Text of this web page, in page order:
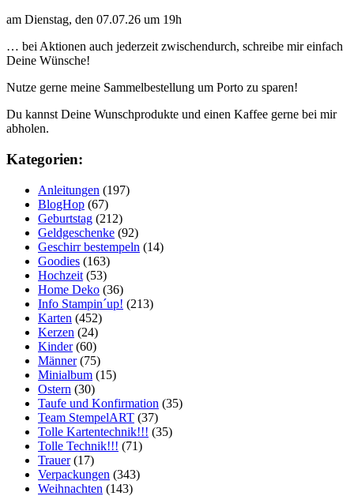
am Dienstag, den 07.07.26 um 19h
… bei Aktionen auch jederzeit zwischendurch, schreibe mir einfach
Deine Wünsche!
Nutze gerne meine Sammelbestellung um Porto zu sparen!
Du kannst Deine Wunschprodukte und einen Kaffee gerne bei mir
abholen.
Kategorien:
Anleitungen (197)
BlogHop (67)
Geburtstag (212)
Geldgeschenke (92)
Geschirr bestempeln (14)
Goodies (163)
Hochzeit (53)
Home Deko (36)
Info Stampin´up! (213)
Karten (452)
Kerzen (24)
Kinder(60)
Männer(75)
Minialbum (15)
Ostern (30)
Taufe und Konfirmation (35)
Team StempelART (37)
Tolle Kartentechnik!!! (35)
Tolle Technik!!! (71)
Trauer(17)
Verpackungen (343)
Weihnachten (143)